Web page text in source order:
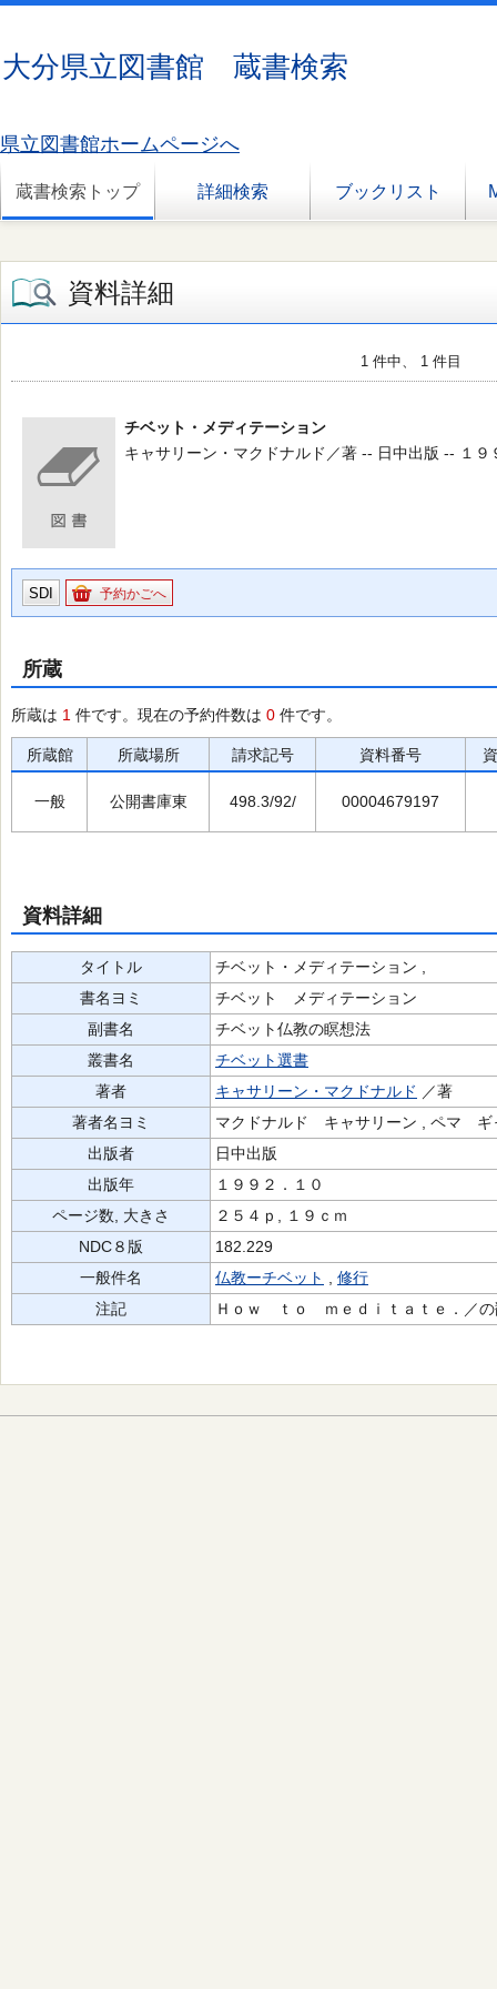
大分県立図書館 蔵書検索
県立図書館ホームページへ
蔵書検索トップ 詳細検索 ブックリスト
資料詳細
1 件中、 1 件目
チベット・メディテーション
キャサリーン・マクドナルド／著 -- 日中出版 -- １９
SDI 予約かごへ
所蔵
所蔵は 1 件です。現在の予約件数は 0 件です。
所蔵館 所蔵場所 請求記号 資料番号
一般 公開書庫東 498.3/92/ 00004679197
資料詳細
タイトル
チベット・メディテーション ,
書名ヨミ
チベット メディテーション
副書名
チベット仏教の瞑想法
叢書名
チベット選書
著者
キャサリーン・マクドナルド ／著
著者名ヨミ
マクドナルド キャサリーン , ペマ
出版者
日中出版
出版年
１９９２．１０
ページ数, 大きさ
２５４ｐ, １９ｃｍ
NDC８版
182.229
一般件名
仏教ーチベット
修行
注記
Ｈｏｗ ｔｏ ｍｅｄｉｔａｔｅ．／の